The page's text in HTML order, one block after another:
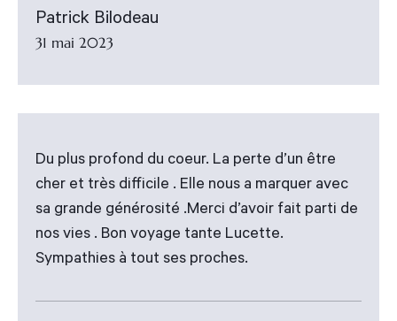
Patrick Bilodeau
31 mai 2023
Du plus profond du coeur. La perte d’un être
cher et très difficile . Elle nous a marquer avec
sa grande générosité .Merci d’avoir fait parti de
nos vies . Bon voyage tante Lucette.
Sympathies à tout ses proches.